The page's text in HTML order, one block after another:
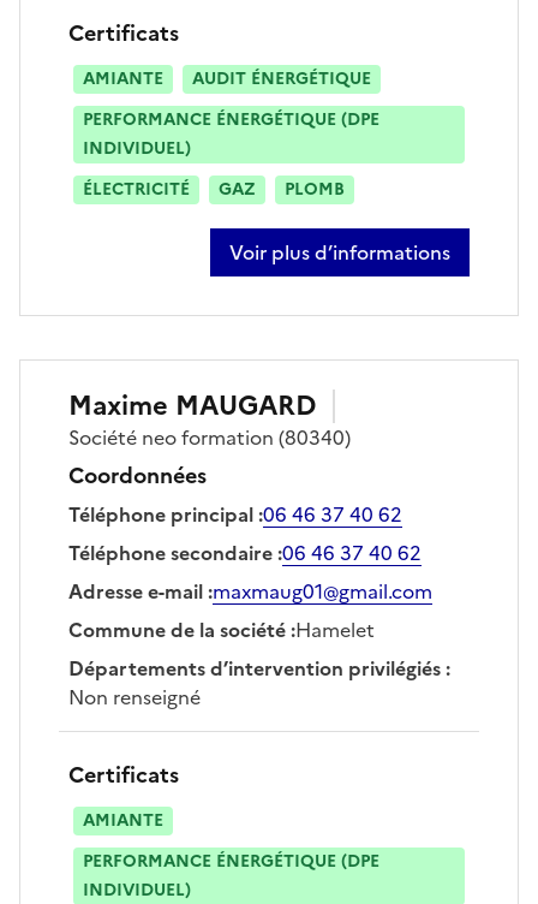
Certificats
AMIANTE
AUDIT ÉNERGÉTIQUE
PERFORMANCE ÉNERGÉTIQUE (DPE
INDIVIDUEL)
ÉLECTRICITÉ
GAZ PLOMB
Voir plus d’informations
sur stéphane poirier
Maxime MAUGARD
Société neo formation (80340)
Coordonnées
Téléphone principal:06 46 37 40 62
Téléphone secondaire:06 46 37 40 62
Adresse e-mail:maxmaug01@gmail.com
Commune de la société:Hamelet
Départements d’intervention privilégiés:
Non renseigné
Certificats
AMIANTE
PERFORMANCE ÉNERGÉTIQUE (DPE
INDIVIDUEL)